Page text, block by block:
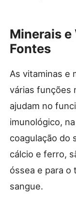
Minerais e
Fontes
As vitaminas e
várias funções
ajudam no
imunológico,
coagulação do
cálcio e ferro,
óssea e para o
sangue.